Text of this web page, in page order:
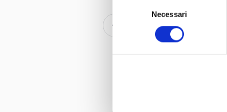
consenso
Necessari
Bici